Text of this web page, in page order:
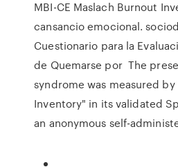
MBI-CE Maslach Burnout
cansancio emocional.
Cuestionario para la
de Quemarse por The
syndrome was measured
Inventory" in its validated
an anonymous self-